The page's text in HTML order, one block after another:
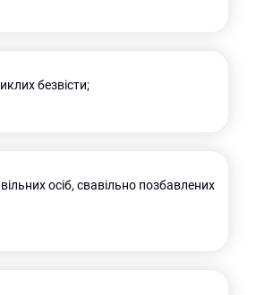
безвісти;
осіб, свавільно позбавлених